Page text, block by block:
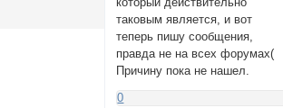
таковым является, и вот
теперь пишу сообщения,
правда не на всех форумах(
Причину пока не нашел.
0